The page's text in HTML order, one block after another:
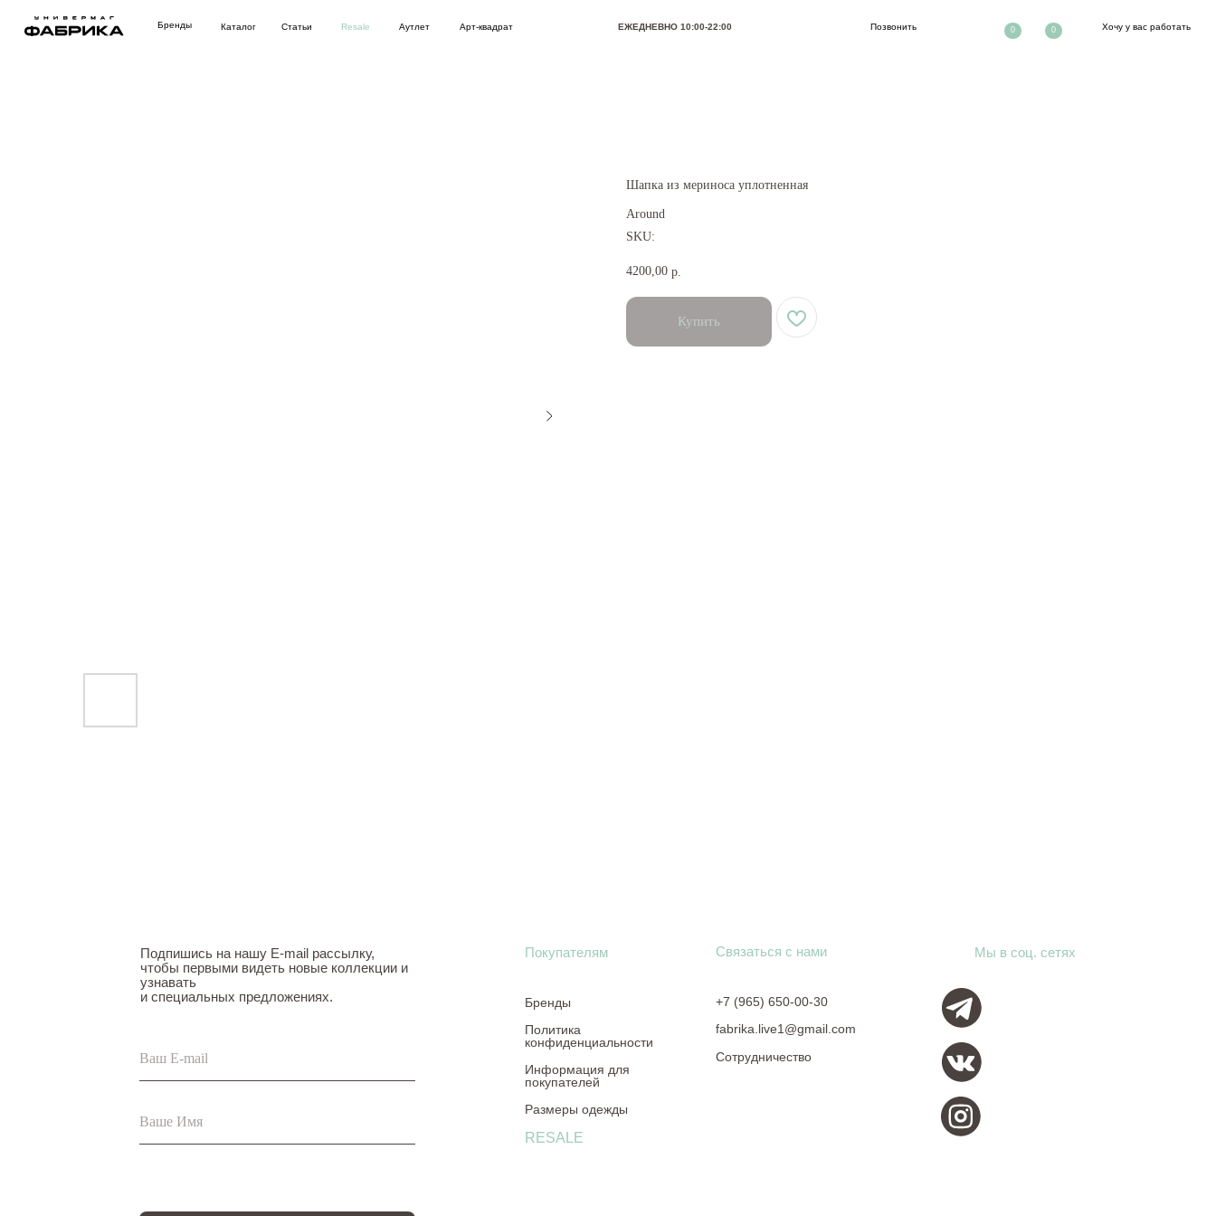
Хочу у вас работать
ЕЖЕДНЕВНО 10:00-22:00 0
Аутлет
Каталог
Бренды
Шапка из мериноса уплотненная
Around
SKU:
4200,00 р.
Купить
Мы в соц. сетях
Связаться с нами
Сотрудничество
+7 (965) 650-00-30
fabrika.live1@gmail.com
Покупателям
RESALE
Размеры одежды
Информация для
покупателей
Политика
конфиденциальности
Бренды
Подпишись на нашу E-mail рассылку,
чтобы первыми видеть новые коллекции и
узнавать
и специальных предложениях.